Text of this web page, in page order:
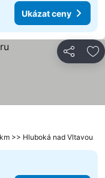
Ukázat ceny
Sdílet
>> Hluboká nad Vltavou